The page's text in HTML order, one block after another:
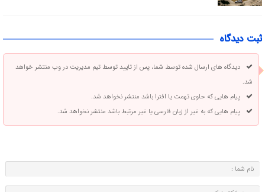
ثبت دیدگاه
دیدگاه های ارسال شده توسط شما، پس از تایید توسط تیم مدیریت در وب منتشر خواهد
شد.
پیام هایی که حاوی تهمت یا افترا باشد منتشر نخواهد شد.
پیام هایی که به غیر از زبان فارسی یا غیر مرتبط باشد منتشر نخواهد شد.